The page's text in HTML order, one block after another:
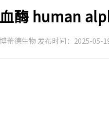
酶 human
蕾德生物 发布时间：2025-05-